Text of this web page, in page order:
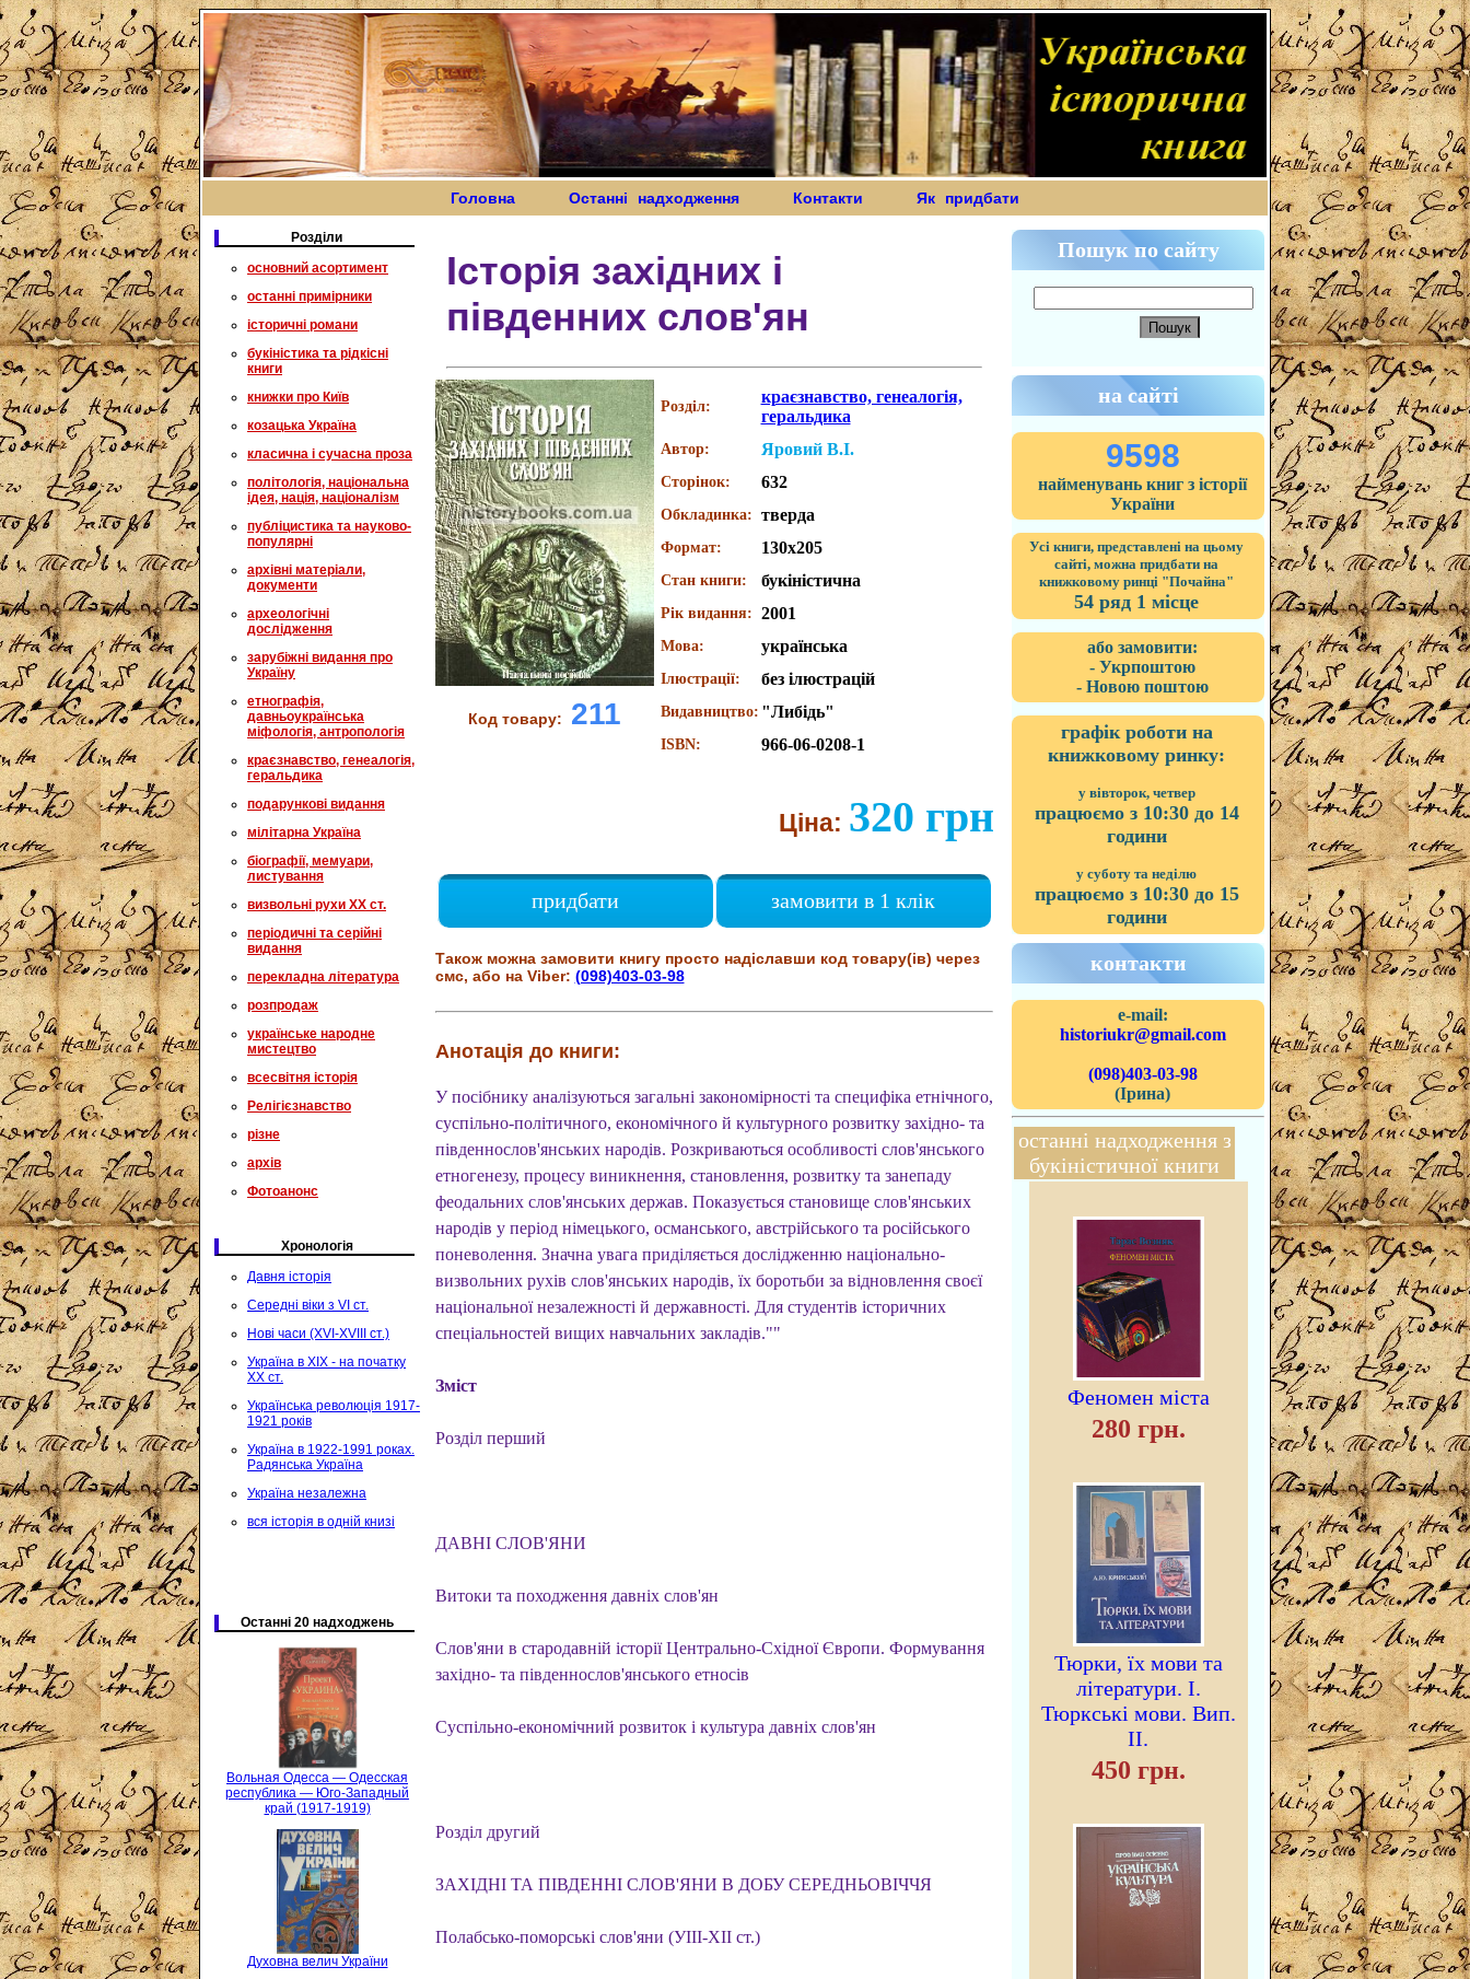
Головна Останні надходження Контакти Як придбати
Розділи
основний асортимент
останні примірники
історичні романи
букіністика та рідкісні
книги
книжки про Київ
козацька Україна
класична і сучасна проза
політологія, національна
ідея, нація, націоналізм
публіцистика та науково-
популярні
архівні матеріали,
документи
археологічні
дослідження
зарубіжні видання про
Україну
етнографія,
давньоукраїнська
міфологія, антропологія
краєзнавство, генеалогія,
геральдика
подарункові видання
мілітарна Україна
біографії, мемуари,
листування
визвольні рухи XX ст.
періодичні та серійні
видання
перекладна література
розпродаж
українське народне
мистецтво
всесвітня історія
Релігієзнавство
різне
архів
Фотоанонс
Хронологія
Давня історія
Середні віки з VI ст.
Нові часи (XVI-XVIII ст.)
Україна в XIX - на початку
XX ст.
Українська революція 1917-
1921 років
Україна в 1922-1991 роках.
Радянська Україна
Україна незалежна
вся історія в одній книзі
Останні 20 надходжень
Вольная Одесса — Одесская
республика — Юго-Западный
край (1917-1919)
Духовна велич України
Історія західних і
південних слов'ян
Код товару: 211
Розділ:
краєзнавство, генеалогія,
геральдика
Автор: Яровий В.І.
Сторінок: 632
Обкладинка: тверда
Формат: 130х205
Стан книги: букіністична
Рік видання: 2001
Мова: українська
Ілюстрації: без ілюстрацій
Видавництво: "Либідь"
ISBN: 966-06-0208-1
Ціна: 320 грн
придбати замовити в 1 клік
Також можна замовити книгу просто надіславши код товару(ів) через
смс, або на Viber: (098)403-03-98
Анотація до книги:
У посібнику аналізуються загальні закономірності та специфіка етнічного,
суспільно-політичного, економічного й культурного розвитку західно- та
південнослов'янських народів. Розкриваються особливості слов'янського
етногенезу, процесу виникнення, становлення, розвитку та занепаду
феодальних слов'янських держав. Показується становище слов'янських
народів у період німецького, османського, австрійського та російського
поневолення. Значна увага приділяється дослідженню національно-
визвольних рухів слов'янських народів, їх боротьби за відновлення своєї
національної незалежності й державності. Для студентів історичних
спеціальностей вищих навчальних закладів.""
Зміст
Розділ перший
ДАВНІ СЛОВ'ЯНИ
Витоки та походження давніх слов'ян
Слов'яни в стародавній історії Центрально-Східної Європи. Формування
західно- та південнослов'янського етносів
Суспільно-економічний розвиток і культура давніх слов'ян
Розділ другий
ЗАХІДНІ ТА ПІВДЕННІ СЛОВ'ЯНИ В ДОБУ СЕРЕДНЬОВІЧЧЯ
Полабсько-поморські слов'яни (УІІІ-ХІІ ст.)
Пошук по сайту
на сайті
9598
найменувань книг з історії
України
Усі книги, представлені на цьому
сайті, можна придбати на
книжковому ринці "Почайна"
54 ряд 1 місце
або замовити:
- Укрпоштою
- Новою поштою
графік роботи на
книжковому ринку:
у вівторок, четвер
працюємо з 10:30 до 14
години
у суботу та неділю
працюємо з 10:30 до 15
години
контакти
e-mail:
historiukr@gmail.com
(098)403-03-98
(Ірина)
останні надходження з
букіністичної книги
Феномен міста
280 грн.
Тюрки, їх мови та
літератури. I.
Тюркські мови. Вип.
II.
450 грн.